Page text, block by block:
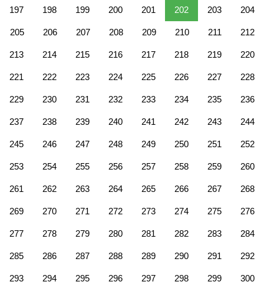
197 198 199 200 201 202 203 204
205 206 207 208 209 210 211 212
213 214 215 216 217 218 219 220
221 222 223 224 225 226 227 228
229 230 231 232 233 234 235 236
237 238 239 240 241 242 243 244
245 246 247 248 249 250 251 252
253 254 255 256 257 258 259 260
261 262 263 264 265 266 267 268
269 270 271 272 273 274 275 276
277 278 279 280 281 282 283 284
285 286 287 288 289 290 291 292
293 294 295 296 297 298 299 300